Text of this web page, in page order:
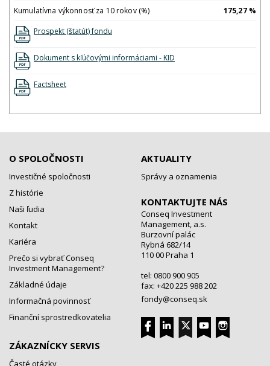
Kumulatívna výkonnosť za 10 rokov (%)
175,27 %
Prospekt (štatút) fondu
Dokument s kľúčovými informáciami - KID
Factsheet
O SPOLOČNOSTI
Investičné spoločnosti
Z histórie
Naši ľudia
Kontakt
Kariéra
Prečo si vybrať Conseq
Investment Management?
Základné údaje
Informačná povinnosť
Finanční sprostredkovatelia
ZÁKAZNÍCKY SERVIS
Časté otázky
AKTUALITY
Správy a oznamenia
KONTAKTUJTE NÁS
Conseq Investment
Management, a.s.
Burzovní palác
Rybná 682/14
110 00 Praha 1
tel: 0800 900 905
fax: +420 225 988 202
fondy@conseq.sk